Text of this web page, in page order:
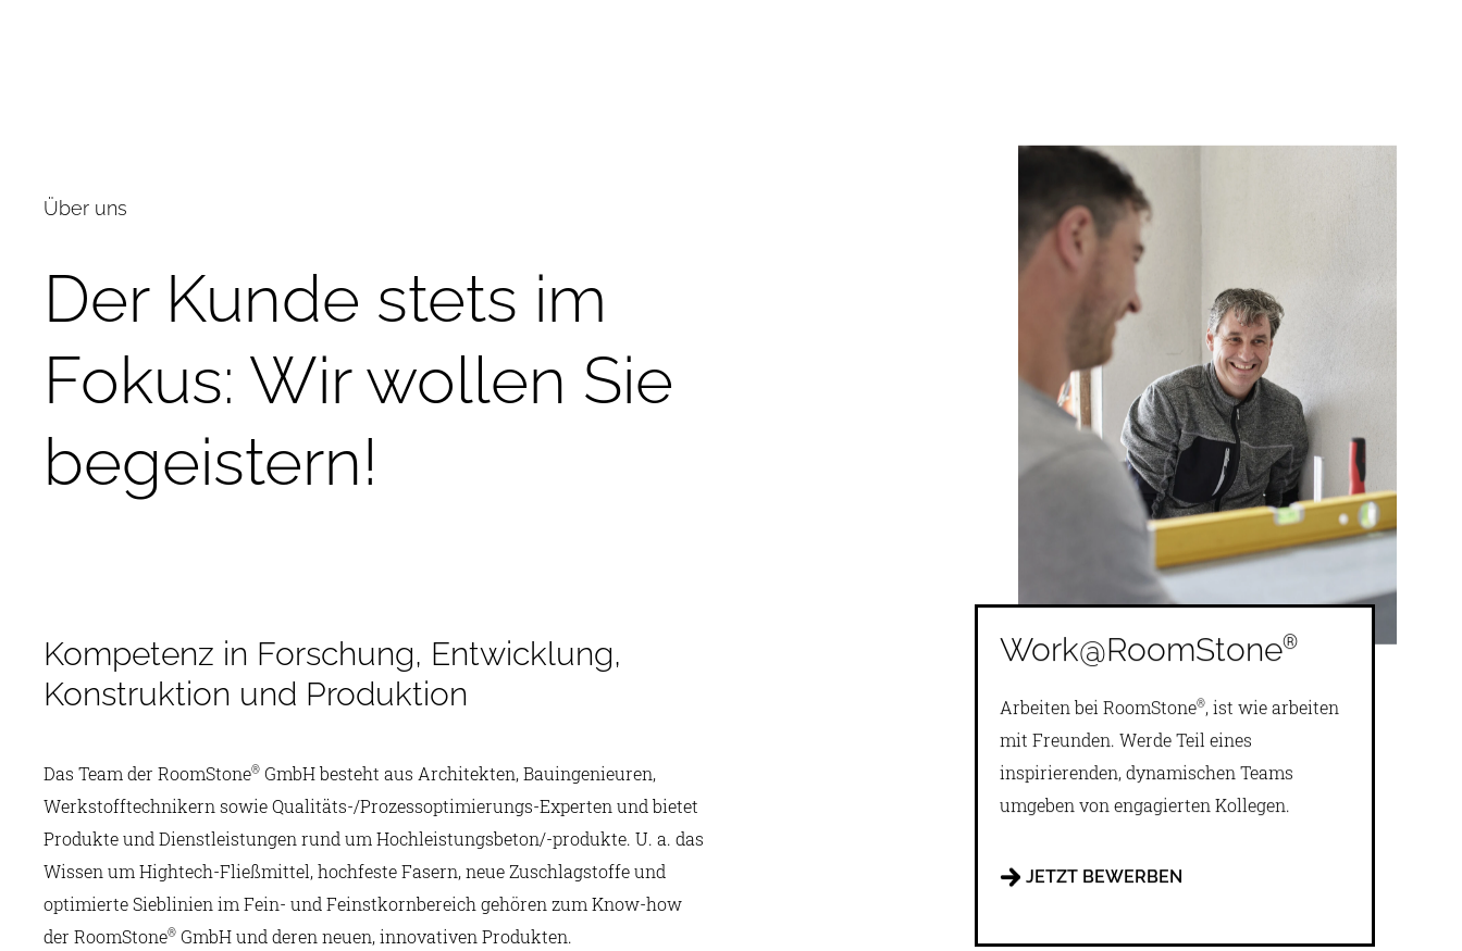
Über uns
Der Kunde stets im
Fokus: Wir wollen Sie
begeistern!
Kompetenz in Forschung, Entwicklung,
Konstruktion und Produktion
Das Team der RoomStone® GmbH besteht aus Architekten, Bauingenieuren,
Werkstofftechnikern sowie Qualitäts-/Prozessoptimierungs-Experten und bietet
Produkte und Dienstleistungen rund um Hochleistungsbeton/-produkte. U. a. das
Wissen um Hightech-Fließmittel, hochfeste Fasern, neue Zuschlagstoffe und
optimierte Sieblinien im Fein- und Feinstkornbereich gehören zum Know-how
der RoomStone® GmbH und deren neuen, innovativen Produkten.
Work@RoomStone®
Arbeiten bei RoomStone®, ist wie arbeiten
mit Freunden. Werde Teil eines
inspirierenden, dynamischen Teams
umgeben von engagierten Kollegen.
JETZT BEWERBEN